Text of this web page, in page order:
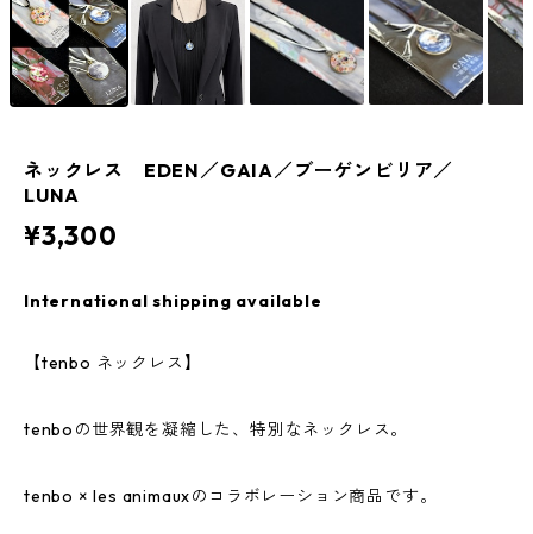
ネックレス EDEN／GAIA／ブーゲンビリア／
LUNA
¥3,300
International shipping available
【tenbo ネックレス】
tenboの世界観を凝縮した、特別なネックレス。
tenbo × les animauxのコラボレーション商品です。